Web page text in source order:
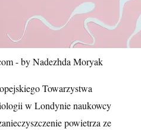
- by Nadezhda Moryak
Towarzystwa
w Londynie naukowcy
powietrza ze